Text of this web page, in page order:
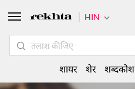
HIN
शायर शेर शब्दकोश